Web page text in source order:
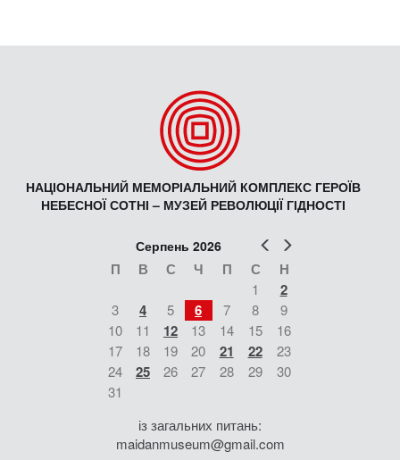
НАЦІОНАЛЬНИЙ МЕМОРІАЛЬНИЙ КОМПЛЕКС ГЕРОЇВ
НЕБЕСНОЇ СОТНІ – МУЗЕЙ РЕВОЛЮЦІЇ ГІДНОСТІ
Попер
Серпень 2026
П В С Ч П С Н
1 2
3 4 5 6 7 8
9
10
11 12 13 14 15
16
17
18 19 20 21 22
23
24
25 26 27 28 29
30
31
із загальних питань:
maidanmuseum@gmail.com